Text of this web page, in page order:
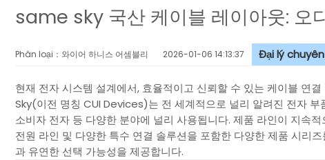
same sky 국산 케이블 레이아웃: 오
Phân loại：와이어 하니스 어셈블리 2026-01-06 14:13:37 Đại lý
현재 전자 시스템 설계에서, 효율적이고 신뢰할 수 있는 케이블 연
Sky(이전 명칭 CUI Devices)는 전 세계적으로 널리 알려진 전자
소비자 전자 등 다양한 분야에 널리 사용됩니다. 제품 라인이 지속
전원 라인 및 다양한 특수 연결 솔루션을 포함한 다양한 제품 시리
과 유연한 선택 가능성을 제공합니다.